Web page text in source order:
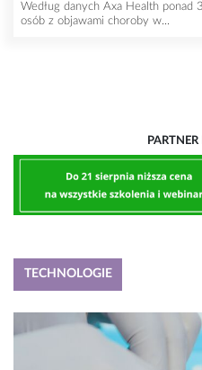
Według danych Axa Health ponad
osób z objawami choroby w...
TECHNOLOGIE